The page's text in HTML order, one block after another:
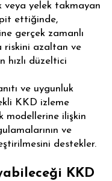
veya yelek takmayan
ettiğinde,
gerçek zamanlı
riskini azaltan ve
hızlı düzeltici
ve uygunluk
KKD izleme
modellerine ilişkin
ve
destekler.
KKD